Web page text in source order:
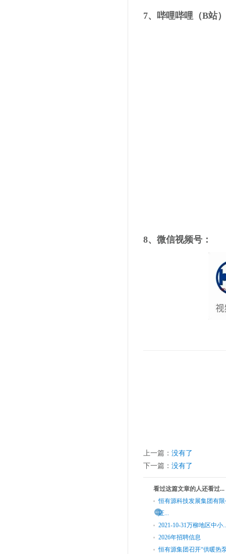
7、哔哩哔哩（B站
8、微信视频号：
上一篇： 没有了
下一篇： 没有了
看过这篇文章的人还看过...
恒有源科技发展集团有
证...
2021-10-31万柳地区中小
2026年招聘信息
恒有源集团召开“供暖热